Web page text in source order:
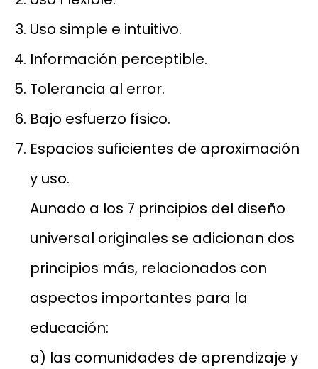
Uso simple e intuitivo.
Información perceptible.
Tolerancia al error.
Bajo esfuerzo físico.
Espacios suficientes de aproximación
y uso.
Aunado a los 7 principios del diseño
universal originales se adicionan dos
principios más, relacionados con
aspectos importantes para la
educación:
a) las comunidades de aprendizaje y